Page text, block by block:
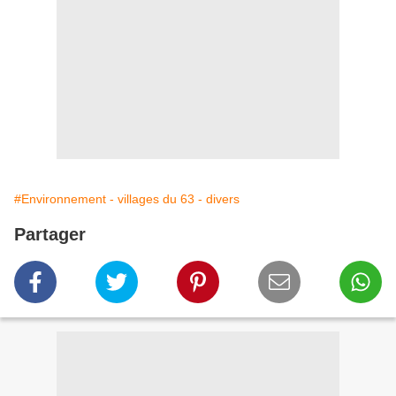
#Environnement - villages du 63 - divers
Partager